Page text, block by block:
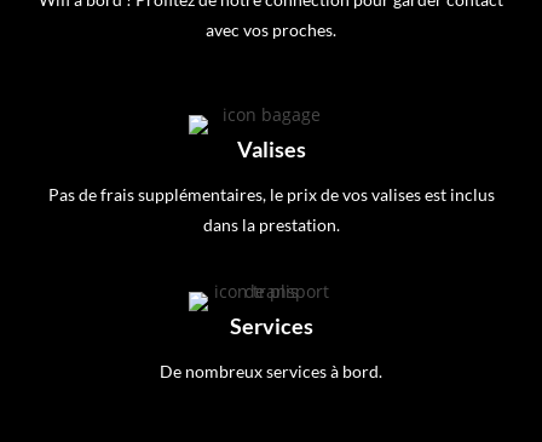
avec vos proches.
Valises
Pas de frais supplémentaires, le prix de vos valises est inclus
dans la prestation.
Services
De nombreux services à bord.